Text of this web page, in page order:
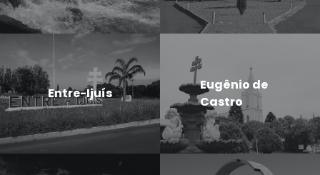
Entre-Ijuís
Eugênio de
Castro